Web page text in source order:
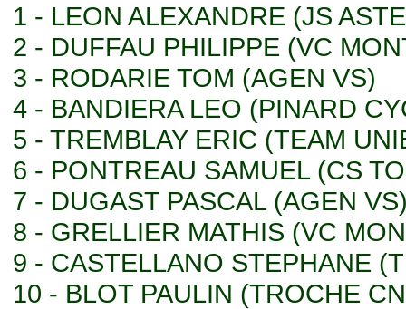
1 - LEON ALEXANDRE (JS
2 - DUFFAU PHILIPPE (VC
3 - RODARIE TOM (AGEN VS)
4 - BANDIERA LEO (PINARD
5 - TREMBLAY ERIC (TEAM
6 - PONTREAU SAMUEL (CS
7 - DUGAST PASCAL (AGEN
8 - GRELLIER MATHIS (VC
9 - CASTELLANO STEPHANE
10 - BLOT PAULIN (TROCHE